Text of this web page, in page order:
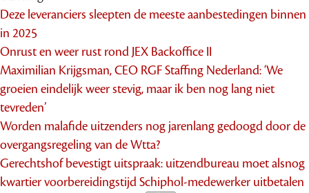
Deze leveranciers sleepten de meeste aanbestedingen binnen
in 2025
Onrust en weer rust rond JEX Backoffice II
Maximilian Krijgsman, CEO RGF Staffing Nederland: ‘We
groeien eindelijk weer stevig, maar ik ben nog lang niet
tevreden’
Worden malafide uitzenders nog jarenlang gedoogd door de
overgangsregeling van de Wtta?
Gerechtshof bevestigt uitspraak: uitzendbureau moet alsnog
kwartier voorbereidingstijd Schiphol-medewerker uitbetalen